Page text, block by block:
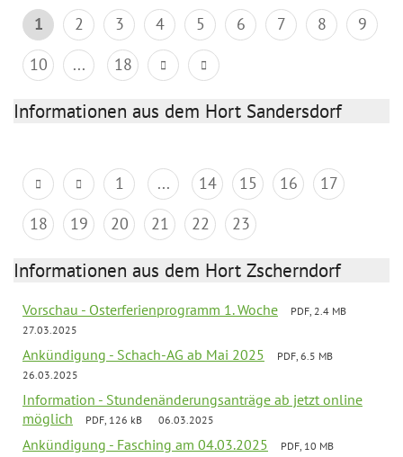
1 2 3 4 5 6 7 8
9
10
... 18
Informationen aus dem Hort Sandersdorf
1 ... 14 15 16
17
18
19 20 21 22 23
Informationen aus dem Hort Zscherndorf
Vorschau - Osterferienprogramm 1. Woche
PDF, 2.4 MB
27.03.2025
Ankündigung - Schach-AG ab Mai 2025
PDF, 6.5 MB
26.03.2025
Information - Stundenänderungsanträge ab jetzt online
möglich
PDF, 126 kB 06.03.2025
Ankündigung - Fasching am 04.03.2025
PDF, 10 MB